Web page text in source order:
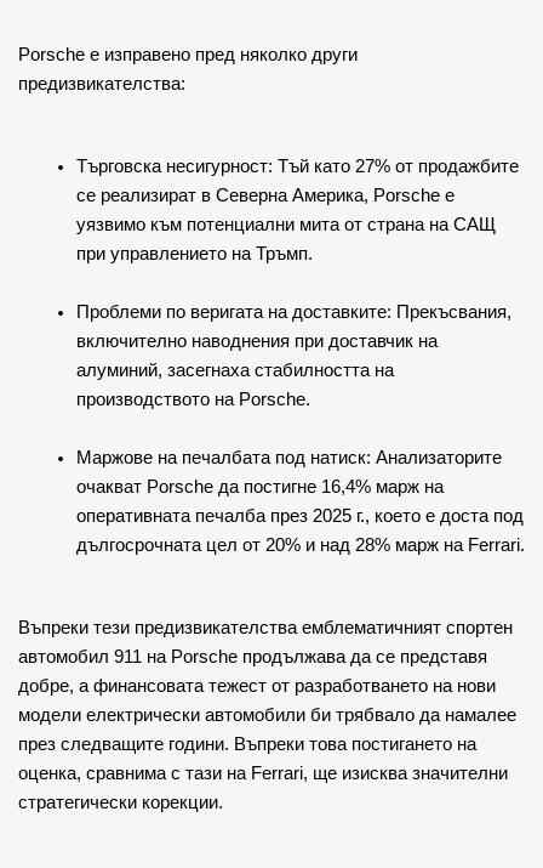
Porsche е изправено пред няколко други
предизвикателства:
Търговска несигурност: Тъй като 27% от продажбите
се реализират в Северна Америка, Porsche е
уязвимо към потенциални мита от страна на САЩ
при управлението на Тръмп.
Проблеми по веригата на доставките: Прекъсвания,
включително наводнения при доставчик на
алуминий, засегнаха стабилността на
производството на Porsche.
Маржове на печалбата под натиск: Анализаторите
очакват Porsche да постигне 16,4% марж на
оперативната печалба през 2025 г., което е доста под
дългосрочната цел от 20% и над 28% марж на Ferrari.
Въпреки тези предизвикателства емблематичният спортен
автомобил 911 на Porsche продължава да се представя
добре, а финансовата тежест от разработването на нови
модели електрически автомобили би трябвало да намалее
през следващите години. Въпреки това постигането на
оценка, сравнима с тази на Ferrari, ще изисква значителни
стратегически корекции.